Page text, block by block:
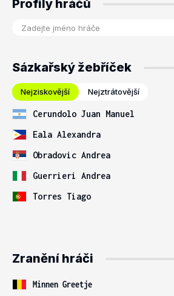
Profily hráčů
Sázkařský žebříček
Nejziskovější Nejztrátovější
Cerundolo Juan Manuel
Eala Alexandra
Obradovic Andrea
Guerrieri Andrea
Torres Tiago
Zranění hráči
Minnen Greetje